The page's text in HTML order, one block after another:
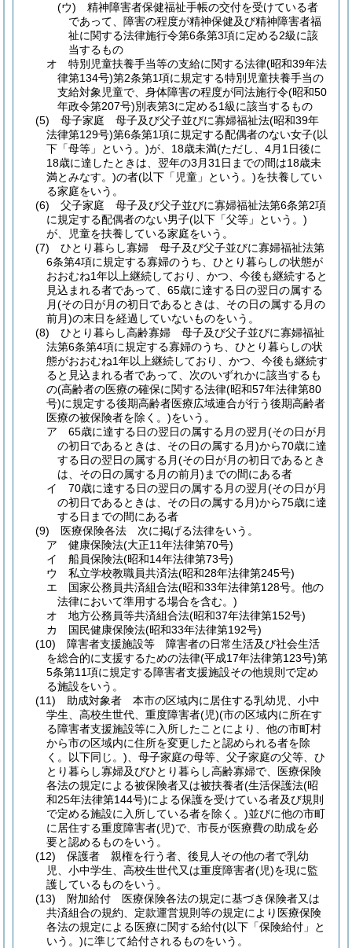
(ウ)
精神障害者保健福祉手帳の交付を受けている者
であって、障害の程度が精神保健及び精神障害者福
祉に関する法律施行令第6条第3項に定める2級に該
当するもの
オ
特別児童扶養手当等の支給に関する法律(昭和39年法
律第134号)第2条第1項に規定する特別児童扶養手当の
支給対象児童で、身体障害の程度が同法施行令(昭和50
年政令第207号)別表第3に定める1級に該当するもの
(5)
母子家庭 母子及び父子並びに寡婦福祉法(昭和39年
法律第129号)第6条第1項に規定する配偶者のない女子(以
下「母等」という。)が、18歳未満(ただし、4月1日後に
18歳に達したときは、翌年の3月31日までの間は18歳未
満とみなす。)の者(以下「児童」という。)を扶養してい
る家庭をいう。
(6)
父子家庭 母子及び父子並びに寡婦福祉法第6条第2項
に規定する配偶者のない男子(以下「父等」という。)
が、児童を扶養している家庭をいう。
(7)
ひとり暮らし寡婦 母子及び父子並びに寡婦福祉法第
6条第4項に規定する寡婦のうち、ひとり暮らしの状態が
おおむね1年以上継続しており、かつ、今後も継続すると
見込まれる者であって、65歳に達する日の翌日の属する
月(その日が月の初日であるときは、その日の属する月の
前月)の末日を経過していないものをいう。
(8)
ひとり暮らし高齢寡婦 母子及び父子並びに寡婦福祉
法第6条第4項に規定する寡婦のうち、ひとり暮らしの状
態がおおむね1年以上継続しており、かつ、今後も継続す
ると見込まれる者であって、次のいずれかに該当するも
の(高齢者の医療の確保に関する法律(昭和57年法律第80
号)に規定する後期高齢者医療広域連合が行う後期高齢者
医療の被保険者を除く。)をいう。
ア
65歳に達する日の翌日の属する月の翌月(その日が月
の初日であるときは、その日の属する月)から70歳に達
する日の翌日の属する月(その日が月の初日であるとき
は、その日の属する月の前月) までの間にある者
イ
70歳に達する日の翌日の属する月の翌月(その日が月
の初日であるときは、その日の属する月)から75歳に達
する日までの間にある者
(9)
医療保険各法 次に掲げる法律をいう。
ア
健康保険法(大正11年法律第70号)
イ
船員保険法(昭和14年法律第73号)
ウ
私立学校教職員共済法(昭和28年法律第245号)
エ
国家公務員共済組合法(昭和33年法律第128号。他の
法律において準用する場合を含む。)
オ
地方公務員等共済組合法(昭和37年法律第152号)
カ
国民健康保険法(昭和33年法律第192号)
(10)
障害者支援施設等 障害者の日常生活及び社会生活
を総合的に支援するための法律(平成17年法律第123号)第
5条第11項に規定する障害者支援施設その他規則で定め
る施設をいう。
(11)
助成対象者 本市の区域内に居住する乳幼児、小中
学生、高校生世代、重度障害者(児)(市の区域内に所在す
る障害者支援施設等に入所したことにより、他の市町村
から市の区域内に住所を変更したと認められる者を除
く。以下同じ。) 、母子家庭の母等、父子家庭の父等、ひ
とり暮らし寡婦及びひとり暮らし高齢寡婦で、医療保険
各法の規定による被保険者又は被扶養者(生活保護法(昭
和25年法律第144号)による保護を受けている者及び規則
で定める施設に入所している者を除く。)並びに他の市町
に居住する重度障害者(児)で、市長が医療費の助成を必
要と認めるものをいう。
(12)
保護者 親権を行う者、後見人その他の者で乳幼
児、小中学生、高校生世代又は重度障害者(児)を現に監
護しているものをいう。
(13)
附加給付 医療保険各法の規定に基づき保険者又は
共済組合の規約、定款運営規則等の規定により医療保険
各法の規定による医療に関する給付(以下「保険給付」と
いう。)に準じて給付されるものをいう。